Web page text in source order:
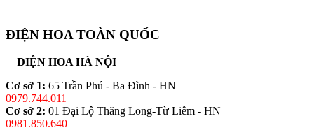
ĐIỆN HOA TOÀN QUỐC
ĐIỆN HOA HÀ NỘI
Cơ sở 1: 65 Trần Phú - Ba Đình - HN
0979.744.011
Cơ sở 2: 01 Đại Lộ Thăng Long-Từ Liêm - HN
0981.850.640